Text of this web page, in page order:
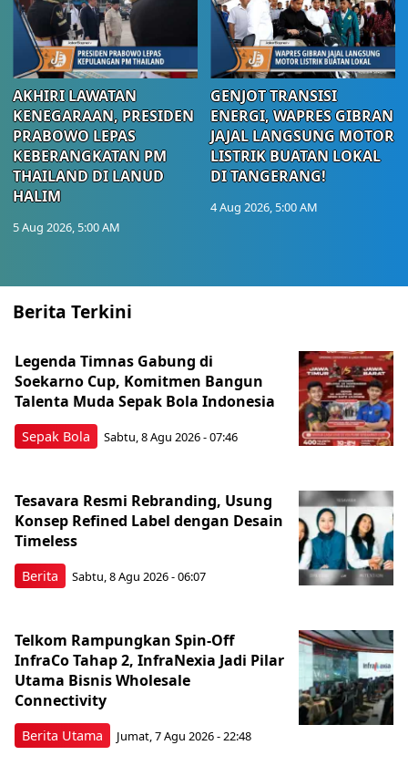
AKHIRI LAWATAN
KENEGARAAN, PRESIDEN
PRABOWO LEPAS
KEBERANGKATAN PM
THAILAND DI LANUD
HALIM
5 Aug 2026, 5:00 AM
GENJOT TRANSISI
ENERGI, WAPRES GIBRAN
JAJAL LANGSUNG MOTOR
LISTRIK BUATAN LOKAL
DI TANGERANG!
4 Aug 2026, 5:00 AM
Berita Terkini
Sepak Bola
Legenda Timnas Gabung di
Soekarno Cup, Komitmen Bangun
Talenta Muda Sepak Bola Indonesia
Sabtu, 8 Agu 2026 - 07:46
Berita
Tesavara Resmi Rebranding, Usung
Konsep Refined Label dengan Desain
Timeless
Sabtu, 8 Agu 2026 - 06:07
Berita Utama
Telkom Rampungkan Spin-Off
InfraCo Tahap 2, InfraNexia Jadi Pilar
Utama Bisnis Wholesale
Connectivity
Jumat, 7 Agu 2026 - 22:48